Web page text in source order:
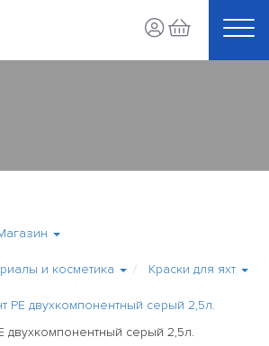
и косметика Краски для яхт
PE двухкомпонентный серый 2,5л.